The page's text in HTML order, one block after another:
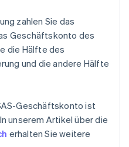
zahlen Sie das
Geschäftskonto des
die Hälfte des
und die andere Hälfte
Geschäftskonto ist
unserem Artikel über die
erhalten Sie weitere